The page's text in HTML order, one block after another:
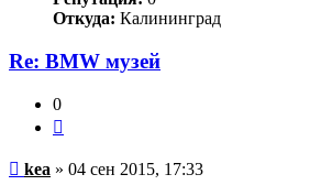
Откуда: Калининград
Re: BMW музей
0
Непрочитанное
kea » 04 сен 2015, 17:33